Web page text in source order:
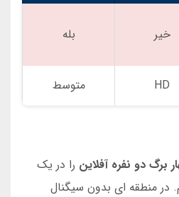
خیر بله
HD متوسط
برگ دو نفره آفلاین را در یک
در منطقه ای بدون سیگنال